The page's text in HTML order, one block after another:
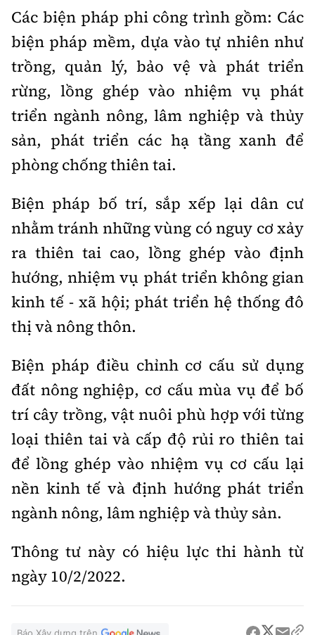
Các biện pháp phi công trình gồm: Các
biện pháp mềm, dựa vào tự nhiên như
trồng, quản lý, bảo vệ và phát triển
rừng, lồng ghép vào nhiệm vụ phát
triển ngành nông, lâm nghiệp và thủy
sản, phát triển các hạ tầng xanh để
phòng chống thiên tai.
Biện pháp bố trí, sắp xếp lại dân cư
nhằm tránh những vùng có nguy cơ xảy
ra thiên tai cao, lồng ghép vào định
hướng, nhiệm vụ phát triển không gian
kinh tế - xã hội; phát triển hệ thống đô
thị và nông thôn.
Biện pháp điều chỉnh cơ cấu sử dụng
đất nông nghiệp, cơ cấu mùa vụ để bố
trí cây trồng, vật nuôi phù hợp với từng
loại thiên tai và cấp độ rủi ro thiên tai
để lồng ghép vào nhiệm vụ cơ cấu lại
nền kinh tế và định hướng phát triển
ngành nông, lâm nghiệp và thủy sản.
Thông tư này có hiệu lực thi hành từ
ngày 10/2/2022.